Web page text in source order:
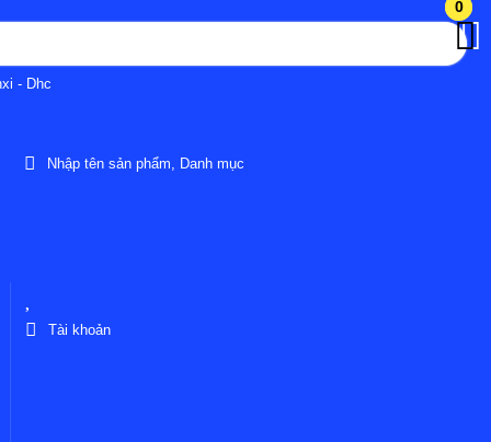
- Dhc
Nhập tên sản phẩm, Danh mục
0
Tài khoản
0